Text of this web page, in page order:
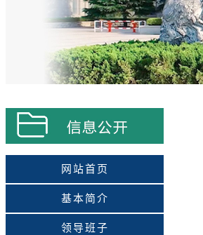
网站首页
基本简介
领导班子